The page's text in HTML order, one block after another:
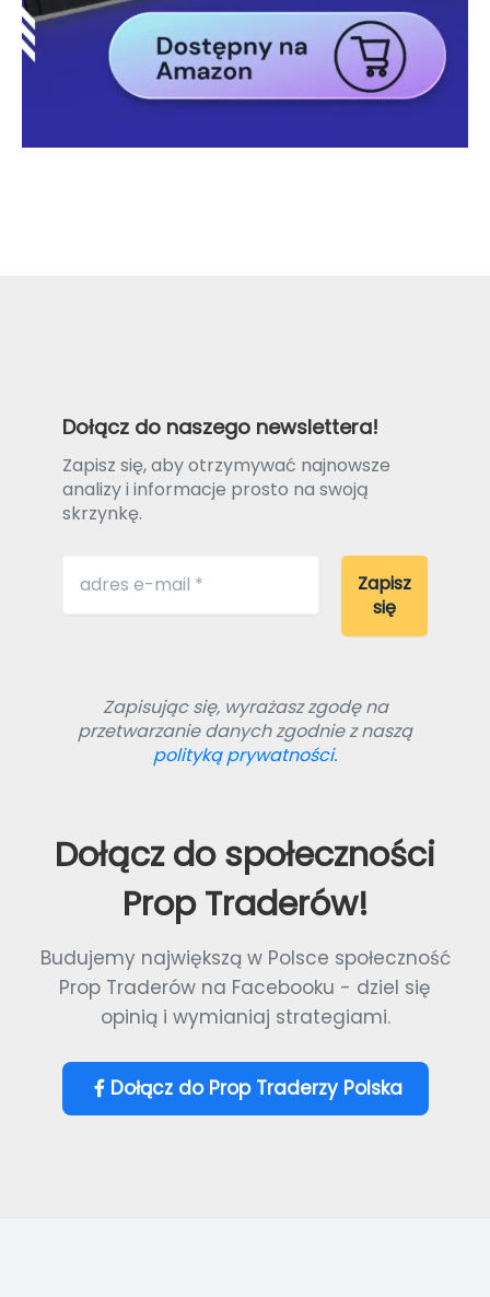
Dołącz do naszego newslettera!
Zapisz się, aby otrzymywać najnowsze
analizy i informacje prosto na swoją
skrzynkę.
Zapisując się, wyrażasz zgodę na
przetwarzanie danych zgodnie z naszą
polityką prywatności.
Dołącz do społeczności
Prop Traderów!
Budujemy największą w Polsce społeczność
Prop Traderów na Facebooku - dziel się
opinią i wymianiaj strategiami.
Dołącz do Prop Traderzy Polska